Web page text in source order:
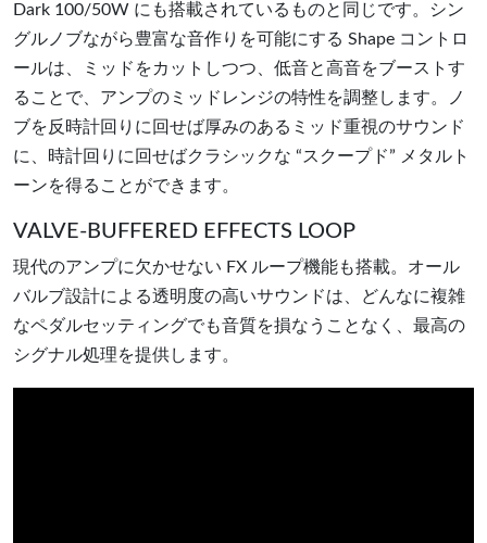
Dark 100/50W にも搭載されているものと同じです。シン
グルノブながら豊富な音作りを可能にする Shape コントロ
ールは、ミッドをカットしつつ、低音と高音をブーストす
ることで、アンプのミッドレンジの特性を調整します。ノ
ブを反時計回りに回せば厚みのあるミッド重視のサウンド
に、時計回りに回せばクラシックな “スクープド” メタルト
ーンを得ることができます。
VALVE-BUFFERED EFFECTS LOOP
現代のアンプに欠かせない FX ループ機能も搭載。オール
バルブ設計による透明度の高いサウンドは、どんなに複雑
なペダルセッティングでも音質を損なうことなく、最高の
シグナル処理を提供します。